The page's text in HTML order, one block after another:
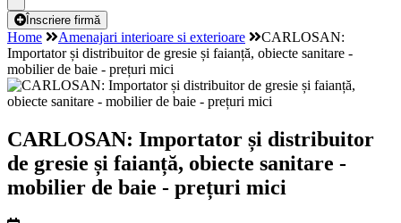
Înscriere firmă
Home Amenajari interioare si exterioare
CARLOSAN:
Importator și distribuitor de gresie și faianță, obiecte sanitare -
mobilier de baie - prețuri mici
CARLOSAN: Importator și distribuitor
de gresie și faianță, obiecte sanitare -
mobilier de baie - prețuri mici